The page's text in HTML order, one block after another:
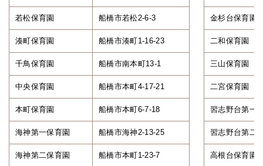
若松保育園 船橋市若松2-6-3 金杉台保育園
湊町保育園 船橋市湊町1-16-23 二和保育園
千鳥保育園 船橋市南本町13-1 三山保育園
中央保育園 船橋市本町4-17-21 二宮保育園
本町保育園 船橋市本町6-7-18 習志野台第一
海神第一保育園 船橋市海神2-13-25 習志野台第二
海神第二保育園 船橋市本町1-23-7 高根台保育園